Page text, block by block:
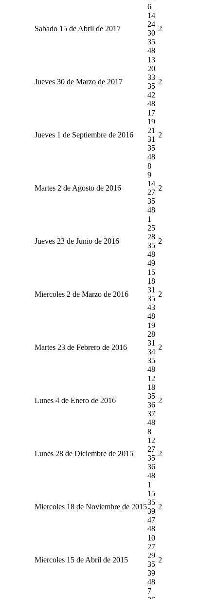
Sabado 15 de Abril de 2017
6
14
24
30
35
48
2
Jueves 30 de Marzo de 2017
13
20
33
35
42
48
2
Jueves 1 de Septiembre de 2016
17
19
21
31
35
48
2
Martes 2 de Agosto de 2016
8
9
14
27
35
48
2
Jueves 23 de Junio de 2016
1
25
28
35
48
49
2
Miercoles 2 de Marzo de 2016
15
18
31
35
43
48
2
Martes 23 de Febrero de 2016
19
28
31
34
35
48
2
Lunes 4 de Enero de 2016
12
18
35
36
37
48
2
Lunes 28 de Diciembre de 2015
8
12
27
35
36
48
2
Miercoles 18 de Noviembre de 2015
1
15
35
39
47
48
2
Miercoles 15 de Abril de 2015
10
27
29
35
39
48
2
7